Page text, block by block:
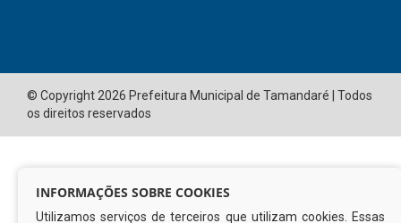
Vice Prefeito
O Prefeito
Gabinete do Prefeito
Controladoria Geral do Município
CURTA NOSSA FAN PAGE
INFORMAÇÕES SOBRE COOKIES
Utilizamos serviços de terceiros que utilizam cookies. Essas